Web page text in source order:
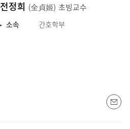
전정희 (全貞姬) 초빙교수
소속 간호학부